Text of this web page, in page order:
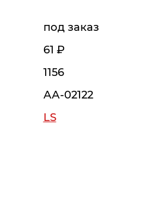
под заказ
61 Р
1156
АА-02122
LS